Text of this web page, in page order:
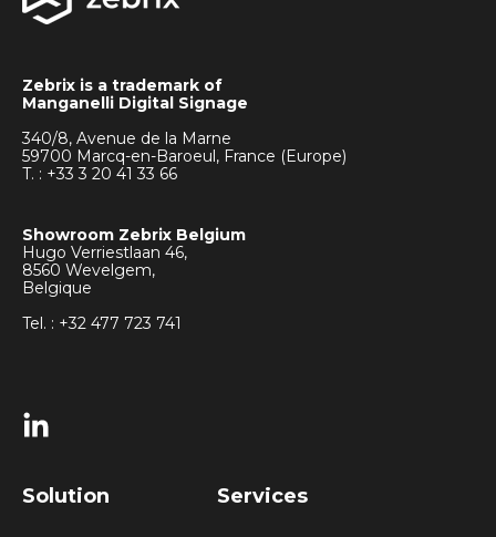
Zebrix is a trademark of
Manganelli Digital Signage
340/8, Avenue de la Marne
59700 Marcq-en-Baroeul, France (Europe)
T. : +333 20 41 33 66
Showroom Zebrix Belgium
Hugo Verriestlaan 46,
8560 Wevelgem,
Belgique
Tel. : +32 477 723 741
Solution Services